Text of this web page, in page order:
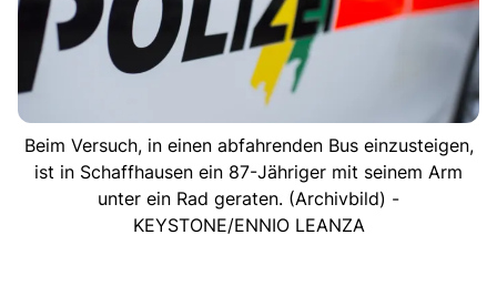
Beim Versuch, in einen abfahrenden Bus einzusteigen,
ist in Schaffhausen ein 87-Jähriger mit seinem Arm
unter ein Rad geraten. (Archivbild) -
KEYSTONE/ENNIO LEANZA